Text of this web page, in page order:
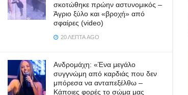
σκοτώθηκε πρώην αστυνομικός –
Άγριο ξύλο και «βροχή» από
σφαίρες (video)
20 ΛΕΠΤΆ AGO
Ανδρομάχη: «Ένα μεγάλο
συγγνώμη από καρδιάς που δεν
μπόρεσα να ανταπεξέλθω –
Κάποιες φορές το σώμα μας